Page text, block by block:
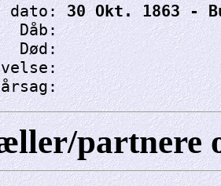
dato:
30 Okt. 1863 -
Dåb:
Død:
partnere